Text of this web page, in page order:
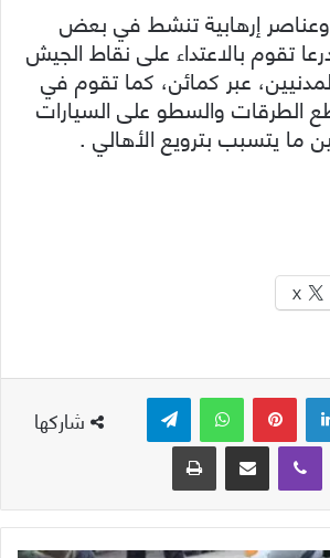
وعناصر إرهابية تنشط في بعض
تقوم بالاعتداء على نقاط الجيش
عبر كمائن، كما تقوم في
الطرقات والسطو على السيارات
ما يتسبب بترويع الأهالي .
X
شاركها
لينكدإن بينتيريست واتساب
ڤايبر
مشاركة عبر البريد طباعة